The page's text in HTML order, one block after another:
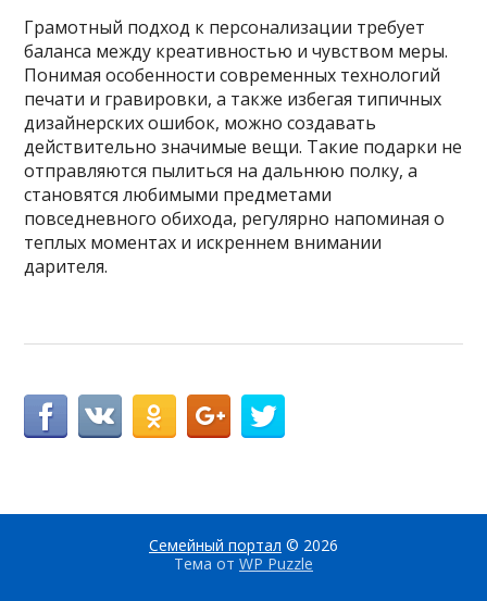
Грамотный подход к персонализации требует
баланса между креативностью и чувством меры.
Понимая особенности современных технологий
печати и гравировки, а также избегая типичных
дизайнерских ошибок, можно создавать
действительно значимые вещи. Такие подарки не
отправляются пылиться на дальнюю полку, а
становятся любимыми предметами
повседневного обихода, регулярно напоминая о
теплых моментах и искреннем внимании
дарителя.
Семейный портал © 2026
Тема от WP Puzzle